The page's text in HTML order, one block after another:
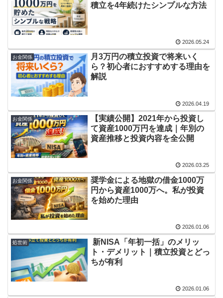
積立を4年続けたシンプルな方法
2026.05.24
お金関係
月3万円の積立投資で将来いく
ら？初心者におすすめする理由を
解説
2026.04.19
お金関係
【実績公開】2021年から投資し
て資産1000万円を達成｜年別の
資産推移と投資内容を全公開
2026.03.25
お金関係
奨学金による地獄の借金1000万
円から資産1000万へ。私が投資
を始めた理由
2026.01.06
処世術
新NISA「年初一括」のメリッ
ト・デメリット｜積立投資とどっ
ちが有利
2026.01.06